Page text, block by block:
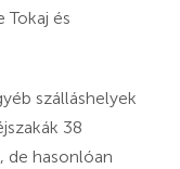
Tokaj és
szálláshelyek
38
de hasonlóan